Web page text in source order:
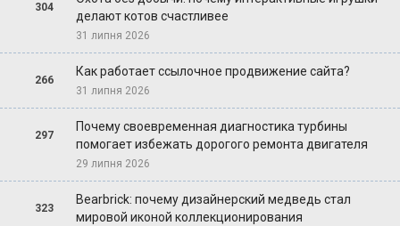
304
делают котов счастливее
31 липня 2026
266
Как работает ссылочное продвижение сайта?
31 липня 2026
297
Почему своевременная диагностика турбины
помогает избежать дорогого ремонта двигателя
29 липня 2026
323
Bearbrick: почему дизайнерский медведь стал
мировой иконой коллекционирования